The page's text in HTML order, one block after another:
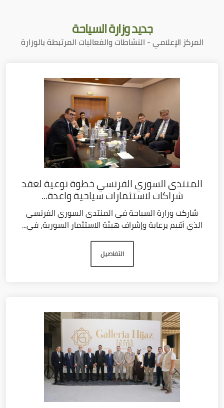
جديدوزارة السياحة
المركز الإعلامي - النشاطات والفعاليات المرتبطة بالوزارة
المنتدى السوري الفرنسي خطوة نوعية لعقد
شراكات لاستثمارات سياحية واعدة...
شاركت وزارة السياحة في المنتدى السوري الفرنسي
الذي أقيم برعاية وإشراف هيئة الاستثمار السورية، في...
التفاصيل